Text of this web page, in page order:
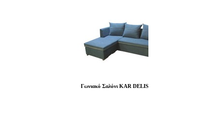
Γωνιακό Σαλόνι KAR DELIS